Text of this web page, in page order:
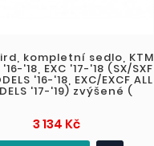
kompletní sedlo, KTM
'16-'18, EXC '17-'18 (SX/SXF
'16-'18, EXC/EXCF ALL
'17-'19) zvýšené (
3 134 KčCena